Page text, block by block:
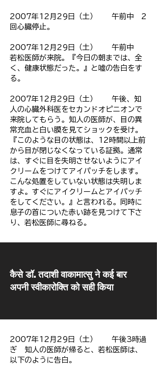
2007年12月29日（土） 午前中 2
回心臓停止。
2007年12月29日（土） 午前中
若松医師が来院。『今日の朝までは、全
く、健康状態だった。』と嘘の告白をす
る。
2007年12月29日（土） 午後、知
人の心臓外科医をセカンドオピニオンで
来院してもらう。知人の医師が、目の異
常充血と白い膜を見てショックを受け。
『このような目の状態は、12時間以上前
から目が閉じなくなっている証拠。通常
は、すぐに目を失明させないようにアイ
クリームをつけてアイパッチをします。
こんな処置をしていない状態は失明しま
すよ。すぐにアイクリームとアイパッチ
をしてください。』と言われる。同時に
息子の首についた赤い跡を見つけて下さ
り、若松医師に尋ねる。
​कैसे डॉ. तदाशी वाकामात्सु ने कई बार
अपनी स्वीकारोक्ति को सही किया
2007年12月29日（土） 午後3時過
ぎ 知人の医師が帰ると、若松医師は、
以下のように告白。